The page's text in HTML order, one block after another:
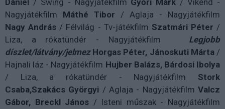
Dániel / Swing - Nagyjátékfilm Győri Márk / Víkend -
Nagyjátékfilm Máthé Tibor / Aglaja - Nagyjátékfilm
Nagy András / Félvilág - Tv-játékfilm Szatmári Péter /
Liza, a rókatündér - Nagyjátékfilm Legjobb
díszlet/látvány/jelmez Horgas Péter, Jánoskuti Márta/
Hajnali láz - Nagyjátékfilm Hujber Balázs, Bárdosi Ibolya
/ Liza, a rókatündér - Nagyjátékfilm Stork
Csaba,Szakács Györgyi / Aglaja - NagyjátékfilmValcz
Gábor, Breckl János / Isteni műszak - Nagyjátékfilm